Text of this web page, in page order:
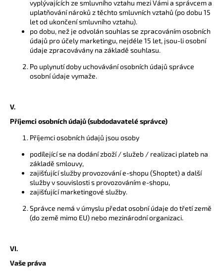
vyplývajících ze smluvního vztahu mezi Vámi a správcem a
uplatňování nároků z těchto smluvních vztahů (po dobu 15
let od ukončení smluvního vztahu).
po dobu, než je odvolán souhlas se zpracováním osobních
údajů pro účely marketingu, nejdéle 15 let, jsou-li osobní
údaje zpracovávány na základě souhlasu.
Po uplynutí doby uchovávání osobních údajů správce
osobní údaje vymaže.
V.
Příjemci osobních údajů (subdodavatelé správce)
Příjemci osobních údajů jsou osoby
podílející se na dodání zboží / služeb / realizaci plateb na
základě smlouvy,
zajišťující služby provozování e-shopu (Shoptet) a další
služby v souvislosti s provozováním e-shopu,
zajišťující marketingové služby.
Správce nemá v úmyslu předat osobní údaje do třetí země
(do země mimo EU) nebo mezinárodní organizaci.
VI.
Vaše práva